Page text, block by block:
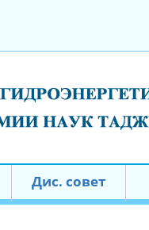
Дис. совет